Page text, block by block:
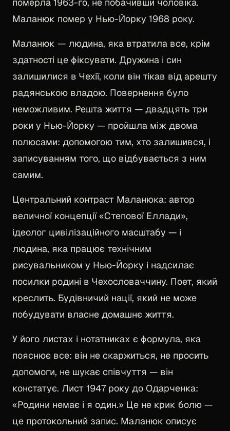
Маланюк помер у Нью-Йорку 1968 року.
Маланюк — людина, яка втратила все, крім
здатності це фіксувати. Дружина і син
залишилися в Чехії, коли він тікав від арешту
радянською владою. Повернення було
неможливим. Решта життя — двадцять три
роки у Нью-Йорку — пройшла між двома
полюсами: допомогою тим, хто залишився, і
записуванням того, що відбувається з ним
самим.
Центральний контраст Маланюка: автор
величної концепції «Степової Еллади»,
ідеолог цивілізаційного масштабу — і
людина, яка працює технічним
рисувальником у Нью-Йорку і надсилає
посилки родині в Чехословаччину. Поет, який
креслить. Будівничий нації, який не може
побудувати власне домашнє життя.
У його листах і нотатниках є формула, яка
пояснює все: він не скаржиться, не просить
допомоги, не шукає співчуття — він
констатує. Лист 1947 року до Одарченка:
«Родини немає і я один.» Це не крик болю —
це протокольний запис. Маланюк описує